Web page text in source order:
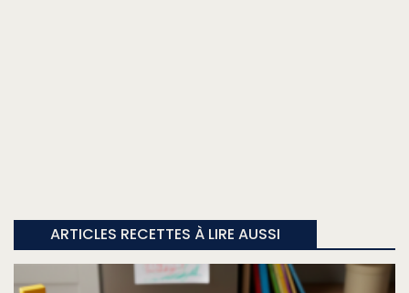
ARTICLES RECETTES À LIRE AUSSI